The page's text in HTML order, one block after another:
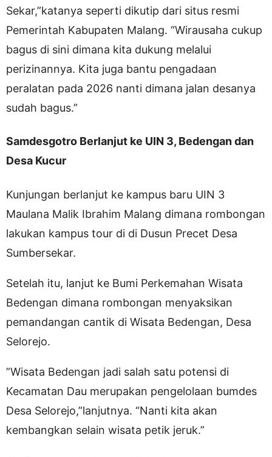
Sekar,”katanya seperti dikutip dari situs resmi
Pemerintah Kabupaten Malang. “Wirausaha cukup
bagus di sini dimana kita dukung melalui
perizinannya. Kita juga bantu pengadaan
peralatan pada 2026 nanti dimana jalan desanya
sudah bagus.”
Samdesgotro Berlanjut ke UIN 3, Bedengan dan
Desa Kucur
Kunjungan berlanjut ke kampus baru UIN 3
Maulana Malik Ibrahim Malang dimana rombongan
lakukan kampus tour di di Dusun Precet Desa
Sumbersekar.
Setelah itu, lanjut ke Bumi Perkemahan Wisata
Bedengan dimana rombongan menyaksikan
pemandangan cantik di Wisata Bedengan, Desa
Selorejo.
”Wisata Bedengan jadi salah satu potensi di
Kecamatan Dau merupakan pengelolaan bumdes
Desa Selorejo,”lanjutnya. “Nanti kita akan
kembangkan selain wisata petik jeruk.”